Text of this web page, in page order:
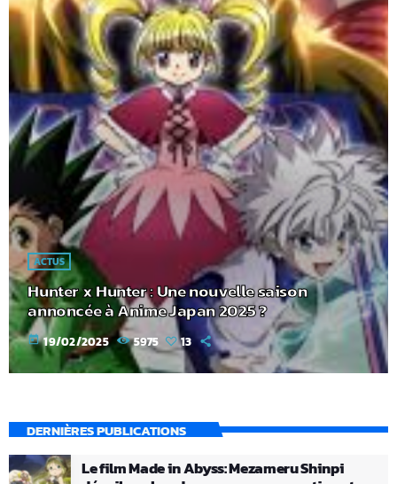
ACTUS
Hunter x Hunter : Une nouvelle saison
annoncée à Anime Japan 2025 ?
today 19/02/2025 5975 13
DERNIÈRES PUBLICATIONS
Le film Made in Abyss: Mezameru Shinpi